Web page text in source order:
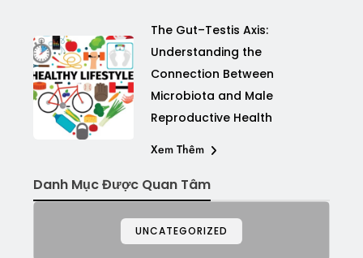
The Gut–Testis Axis:
Understanding the
Connection Between
Microbiota and Male
Reproductive Health
Xem Thêm
Danh Mục Được Quan Tâm
UNCATEGORIZED